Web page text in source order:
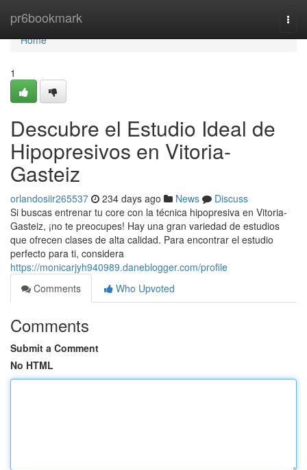
pr6bookmark
Home
Home
1
Descubre el Estudio Ideal de
Hipopresivos en Vitoria-
Gasteiz
orlandosiir265537 234 days ago News
Discuss
Si buscas entrenar tu core con la técnica hipopresiva en Vitoria-
Gasteiz, ¡no te preocupes! Hay una gran variedad de estudios
que ofrecen clases de alta calidad. Para encontrar el estudio
perfecto para ti, considera
https://monicarjyh940989.daneblogger.com/profile
Comments
Who Upvoted
Comments
Submit a Comment
No HTML